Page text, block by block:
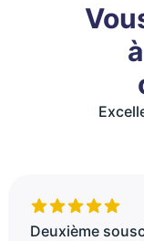
Deuxième